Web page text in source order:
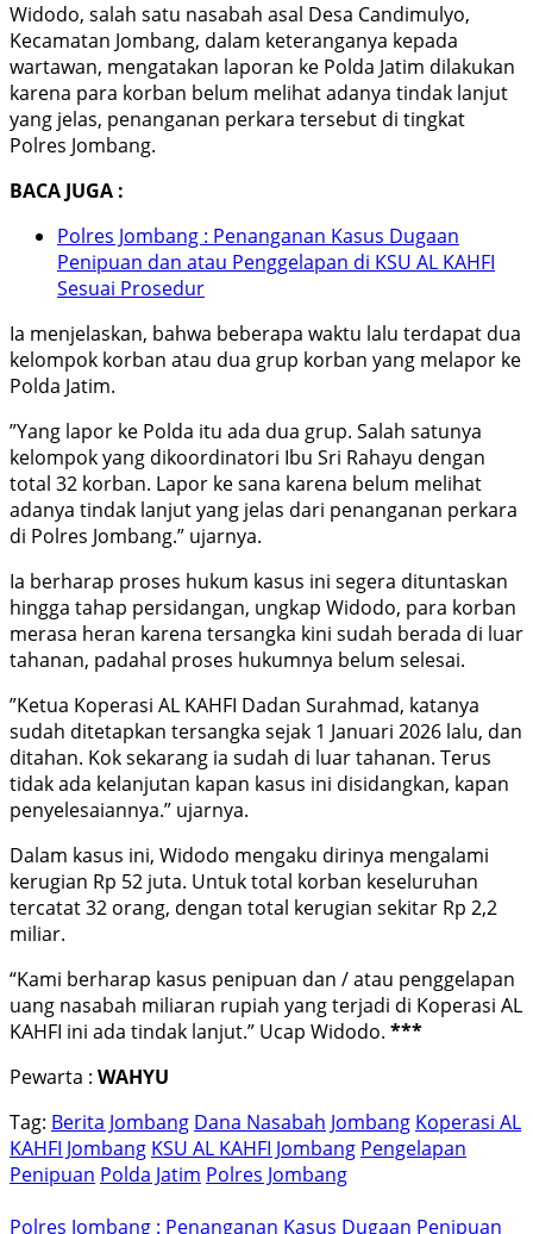
Widodo, salah satu nasabah asal Desa Candimulyo,
Kecamatan Jombang, dalam keteranganya kepada
wartawan, mengatakan laporan ke Polda Jatim dilakukan
karena para korban belum melihat adanya tindak lanjut
yang jelas, penanganan perkara tersebut di tingkat
Polres Jombang.
BACA JUGA :
Polres Jombang : Penanganan Kasus Dugaan
Penipuan dan atau Penggelapan di KSU AL KAHFI
Sesuai Prosedur
Ia menjelaskan, bahwa beberapa waktu lalu terdapat dua
kelompok korban atau dua grup korban yang melapor ke
Polda Jatim.
”Yang lapor ke Polda itu ada dua grup. Salah satunya
kelompok yang dikoordinatori Ibu Sri Rahayu dengan
total 32 korban. Lapor ke sana karena belum melihat
adanya tindak lanjut yang jelas dari penanganan perkara
di Polres Jombang.” ujarnya.
Ia berharap proses hukum kasus ini segera dituntaskan
hingga tahap persidangan, ungkap Widodo, para korban
merasa heran karena tersangka kini sudah berada di luar
tahanan, padahal proses hukumnya belum selesai.
”Ketua Koperasi AL KAHFI Dadan Surahmad, katanya
sudah ditetapkan tersangka sejak 1 Januari 2026 lalu, dan
ditahan. Kok sekarang ia sudah di luar tahanan. Terus
tidak ada kelanjutan kapan kasus ini disidangkan, kapan
penyelesaiannya.” ujarnya.
Dalam kasus ini, Widodo mengaku dirinya mengalami
kerugian Rp 52 juta. Untuk total korban keseluruhan
tercatat 32 orang, dengan total kerugian sekitar Rp 2,2
miliar.
“Kami berharap kasus penipuan dan / atau penggelapan
uang nasabah miliaran rupiah yang terjadi di Koperasi AL
KAHFI ini ada tindak lanjut.” Ucap Widodo. ***
Pewarta : WAHYU
Tag: Berita Jombang Dana Nasabah Jombang Koperasi AL
KAHFI Jombang KSU AL KAHFI Jombang Pengelapan
Penipuan Polda Jatim Polres Jombang
Polres Jombang : Penanganan Kasus Dugaan Penipuan